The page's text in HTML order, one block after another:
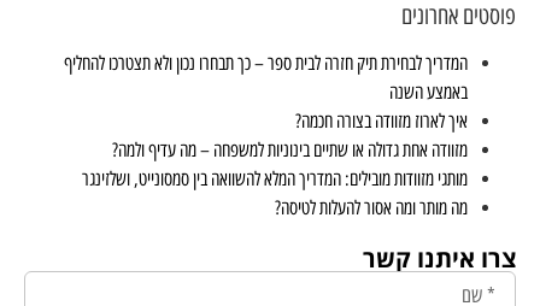
פוסטים אחרונים
המדריך לבחירת תיק חזרה לבית ספר – כך תבחרו נכון ולא תצטרכו להחליף
באמצע השנה
איך לארוז מזוודה בצורה חכמה?
מזוודה אחת גדולה או שתיים בינוניות למשפחה – מה עדיף ולמה?
מותגי מזוודות מובילים: המדריך המלא להשוואה בין סמסונייט, ושלזינגר
מה מותר ומה אסור להעלות לטיסה?
צרו איתנו קשר